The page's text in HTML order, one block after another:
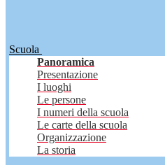
Scuola
Panoramica
Presentazione
I luoghi
Le persone
I numeri della scuola
Le carte della scuola
Organizzazione
La storia